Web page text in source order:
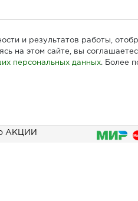
АКЦИИ
и результатов работы,
на этом сайте, вы
персональных данных. Более